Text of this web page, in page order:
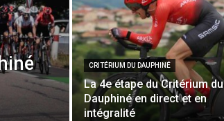
CRITÉRIUM DU DAUPHINÉ
La 4e étape du Critérium du
Dauphiné en direct et en
intégralité